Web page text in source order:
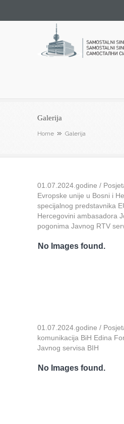
Galerija
Home Galerija
01.07.2024.godine /
Evropske unije u Bosni i
specijalnog predstavnika
Hercegovini ambasadora
pogonima Javnog RTV
No Images found.
01.07.2024.godine /
komunikacija BiH Edina
Javnog servisa BIH
No Images found.